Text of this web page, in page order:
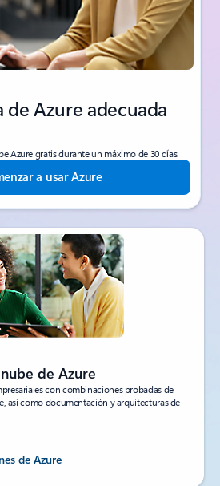
de Azure adecuada
Azure gratis durante un máximo de 30 días.
a usar Azure
de Azure
con combinaciones probadas de
así como documentación y arquitecturas de
de Azure